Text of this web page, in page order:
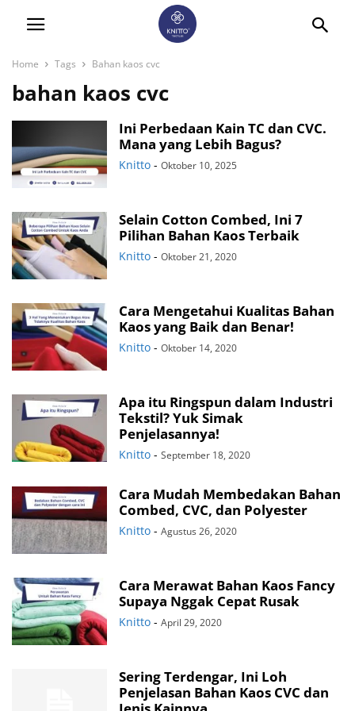
Home Tags Bahan kaos cvc
bahan kaos cvc
Ini Perbedaan Kain TC dan CVC.
Mana yang Lebih Bagus?
Knitto - Oktober 10, 2025
Selain Cotton Combed, Ini 7
Pilihan Bahan Kaos Terbaik
Knitto - Oktober 21, 2020
Cara Mengetahui Kualitas Bahan
Kaos yang Baik dan Benar!
Knitto - Oktober 14, 2020
Apa itu Ringspun dalam Industri
Tekstil? Yuk Simak
Penjelasannya!
Knitto - September 18, 2020
Cara Mudah Membedakan Bahan
Combed, CVC, dan Polyester
Knitto - Agustus 26, 2020
Cara Merawat Bahan Kaos Fancy
Supaya Nggak Cepat Rusak
Knitto - April 29, 2020
Sering Terdengar, Ini Loh
Penjelasan Bahan Kaos CVC dan